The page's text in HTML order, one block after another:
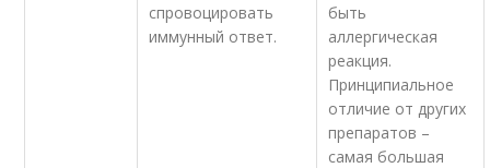
спровоцировать
иммунный ответ.
быть
аллергическая
реакция.
Принципиальное
отличие от других
препаратов –
самая большая